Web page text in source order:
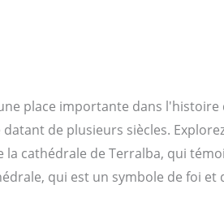
place importante dans l'histoire
de plusieurs siècles.
cathédrale de Terralba, qui
qui est un symbole de foi